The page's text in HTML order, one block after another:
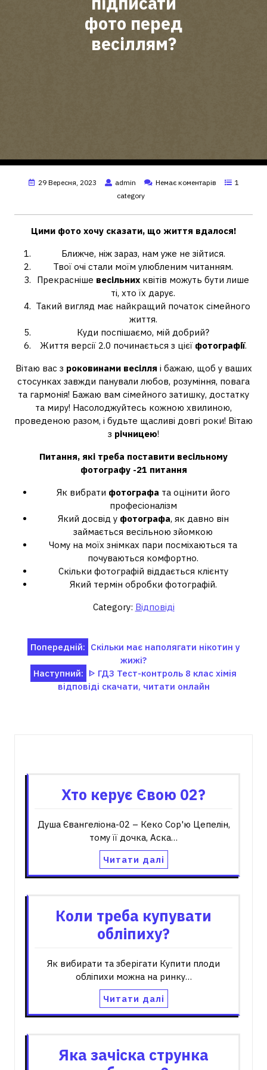
фото перед
весіллям?
29 Вересня, 2023 admin Немає коментарів
1
category
Цими фотохочу сказати, що життя вдалося!
Ближче, ніж зараз, нам уже не зійтися.
Твої очі стали моїм улюбленим читанням.
Прекрасніше весільних квітів можуть бути лише
ті, хто їх дарує.
Такий вигляд має найкращий початок сімейного
життя.
Куди поспішаємо, мій добрий?
Життя версії 2.0 починається з цієї фотографії.
Вітаю вас з роковинами весілля і бажаю, щоб у ваших
стосунках завжди панували любов, розуміння, повага
та гармонія! Бажаю вам сімейного затишку, достатку
та миру! Насолоджуйтесь кожною хвилиною,
проведеною разом, і будьте щасливі довгі роки! Вітаю
з річницею!
Питання, які треба поставити весільному
фотографу-21 питання
Як вибрати фотографа та оцінити його
професіоналізм
Який досвід у фотографа, як давно він
займається весільною зйомкою
Чому на моїх знімках пари посміхаються та
почуваються комфортно.
Скільки фотографій віддається клієнту
Який термін обробки фотографій.
Category: Відповіді
Навігація
записів
Попередній: Скільки має наполягати нікотин у
жижі?
Наступний: ᐈ ГДЗ Тест-контроль 8 клас хімія
відповіді скачати, читати онлайн
Хто керує Євою 02?
Душа Євангеліона-02 – Кеко Сор'ю Цепелін,
тому її дочка, Аска…
Читати далі
Коли треба купувати
обліпиху?
Як вибирати та зберігати Купити плоди
обліпихи можна на ринку…
Читати далі
Яка зачіска струнка